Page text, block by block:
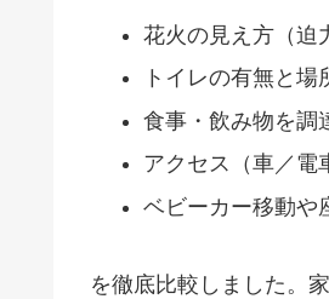
花火の見え方（迫
トイレの有無と場
食事・飲み物を調
アクセス（車／電
ベビーカー移動や
を徹底比較しました。